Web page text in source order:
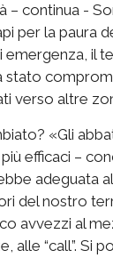
– continua -
per la paura
emergenza, il
stato
verso altre
«Gli
efficaci –
adeguata
del nostro
avvezzi al
alle “call”. Si